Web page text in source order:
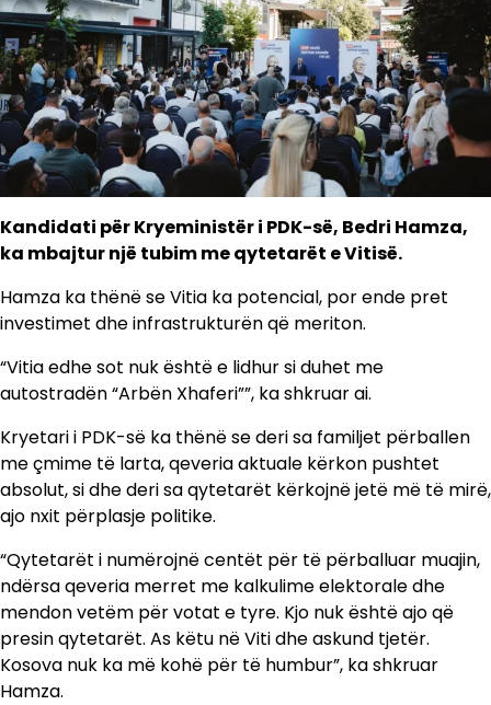
Kandidati për Kryeministër i PDK-së, Bedri Hamza,
ka mbajtur një tubim me qytetarët e Vitisë.
Hamza ka thënë se Vitia ka potencial, por ende pret
investimet dhe infrastrukturën që meriton.
“Vitia edhe sot nuk është e lidhur si duhet me
autostradën “Arbën Xhaferi””, ka shkruar ai.
Kryetari i PDK-së ka thënë se deri sa familjet përballen
me çmime të larta, qeveria aktuale kërkon pushtet
absolut, si dhe deri sa qytetarët kërkojnë jetë më të mirë,
ajo nxit përplasje politike.
“Qytetarët i numërojnë centët për të përballuar muajin,
ndërsa qeveria merret me kalkulime elektorale dhe
mendon vetëm për votat e tyre. Kjo nuk është ajo që
presin qytetarët. As këtu në Viti dhe askund tjetër.
Kosova nuk ka më kohë për të humbur”, ka shkruar
Hamza.